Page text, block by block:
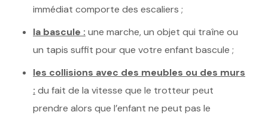
immédiat comporte des escaliers ;
la bascule : une marche, un objet qui traîne ou
un tapis suffit pour que votre enfant bascule ;
les collisions avec des meubles ou des murs
: du fait de la vitesse que le trotteur peut
prendre alors que l’enfant ne peut pas le